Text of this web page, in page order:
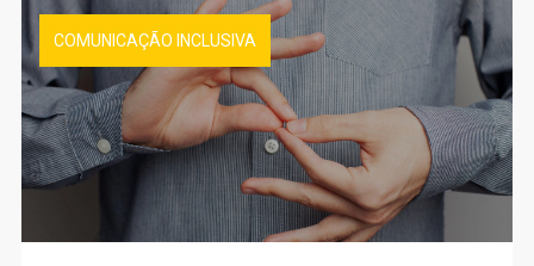
COMUNICAÇÃO INCLUSIVA